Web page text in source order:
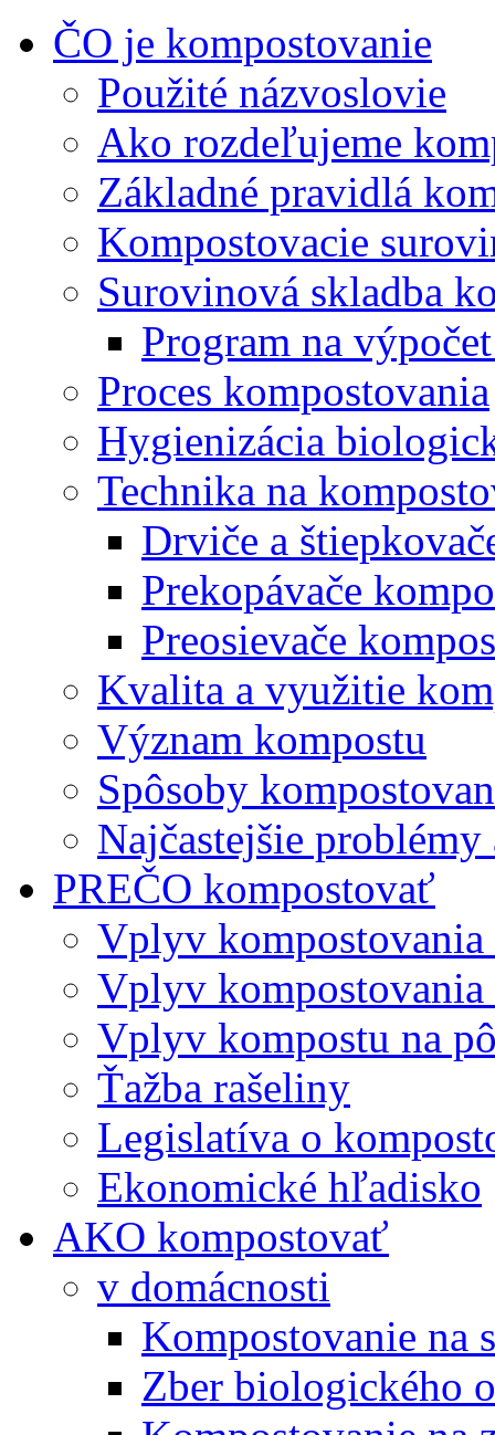
ČO je kompostovanie
Použité názvoslovie
Ako rozdeľujeme
Základné pravidlá
Kompostovacie
Surovinová skladba
Program na
Proces kompostovania
Hygienizácia
Technika na
Drviče a
Prekopávače
Preosievače
Kvalita a využitie
Význam kompostu
Spôsoby
Najčastejšie problémy
PREČO kompostovať
Vplyv kompostovania
Vplyv
Vplyv kompostu na
Ťažba rašeliny
Legislatíva o
Ekonomické hľadisko
AKO kompostovať
v domácnosti
Kompostovanie na
Zber biologického